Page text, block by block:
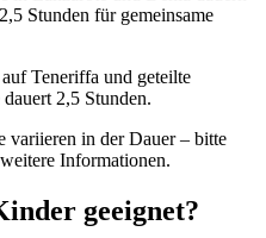
Stunden für gemeinsame
Teneriffa und geteilte
2,5 Stunden.
variieren in der Dauer – bitte
Informationen.
geeignet?